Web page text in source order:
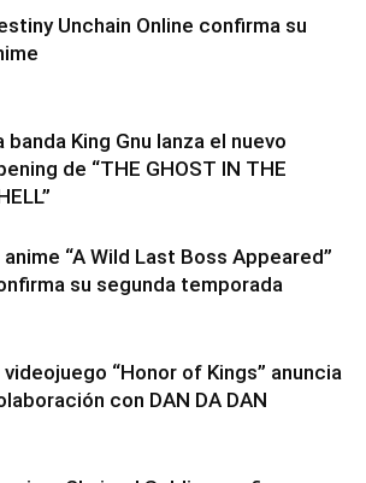
Unchain Online confirma su
banda King Gnu lanza el nuevo
de “THE GHOST IN THE
anime “A Wild Last Boss Appeared”
su segunda temporada
videojuego “Honor of Kings” anuncia
con DAN DA DAN